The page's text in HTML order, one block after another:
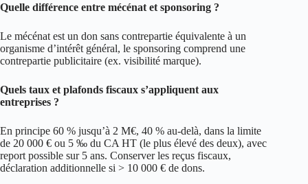
Quelle différence entre mécénat et sponsoring ?
Le mécénat est un don sans contrepartie équivalente à un
organisme d’intérêt général, le sponsoring comprend une
contrepartie publicitaire (ex. visibilité marque).
Quels taux et plafonds fiscaux s’appliquent aux
entreprises ?
En principe 60 % jusqu’à 2 M€, 40 % au‑delà, dans la limite
de 20 000 € ou 5 ‰ du CA HT (le plus élevé des deux), avec
report possible sur 5 ans. Conserver les reçus fiscaux,
déclaration additionnelle si > 10 000 € de dons.